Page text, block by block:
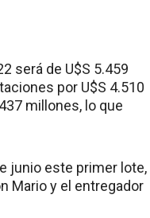
será de U$S 5.459
por U$S 4.510
millones, lo que
junio este primer lote,
Mario y el entregador